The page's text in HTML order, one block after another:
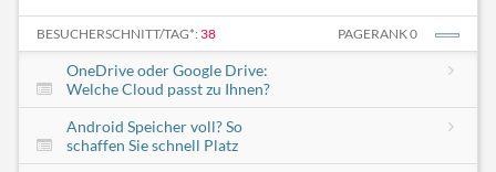
BESUCHERSCHNITT/TAG*: 38 PAGERANK 0
OneDrive oder Google Drive:
Welche Cloud passt zu Ihnen?
Android Speicher voll? So
schaffen Sie schnell Platz